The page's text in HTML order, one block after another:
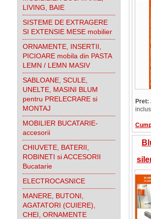
LIVING, BAIE
SISTEME DE EXTRAGERE
SI EXTENSIE MESE mobilier
ORNAMENTE, INSERTII,
PICIOARE mobila din PASTA
LEMN / LEMN MASIV
SABLOANE, SCULE,
UNELTE, MASINI BLUM
pentru PRELECRARE si
MONTAJ
MOBILIER BUCATARIE-
accesorii
CHIUVETE, BATERII,
ROBINETI si ACCESORII
Bucatarie
ELECTROCASNICE
MANERE, BUTONI,
AGATATORI (CUIERE),
CHEI, ORNAMENTE
Pret:
inclus